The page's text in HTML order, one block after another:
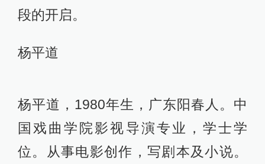
段的开启。
杨平道
杨平道，1980年生，广东阳春人。中
国戏曲学院影视导演专业，学士学
位。从事电影创作，写剧本及小说。